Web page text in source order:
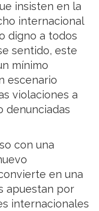
insisten en la
internacional
digno a todos
sentido, este
mínimo
escenario
violaciones a
denunciadas
con una
en una
apuestan por
internacionales